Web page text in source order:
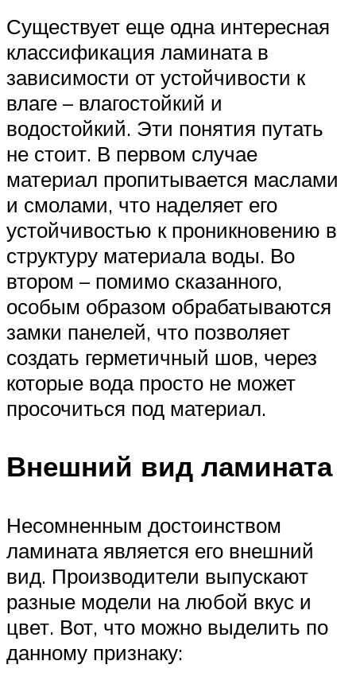
Существует еще одна интересная
классификация ламината в
зависимости от устойчивости к
влаге – влагостойкий и
водостойкий. Эти понятия путать
не стоит. В первом случае
материал пропитывается маслами
и смолами, что наделяет его
устойчивостью к проникновению в
структуру материала воды. Во
втором – помимо сказанного,
особым образом обрабатываются
замки панелей, что позволяет
создать герметичный шов, через
которые вода просто не может
просочиться под материал.
Внешний вид ламината
Несомненным достоинством
ламината является его внешний
вид. Производители выпускают
разные модели на любой вкус и
цвет. Вот, что можно выделить по
данному признаку: